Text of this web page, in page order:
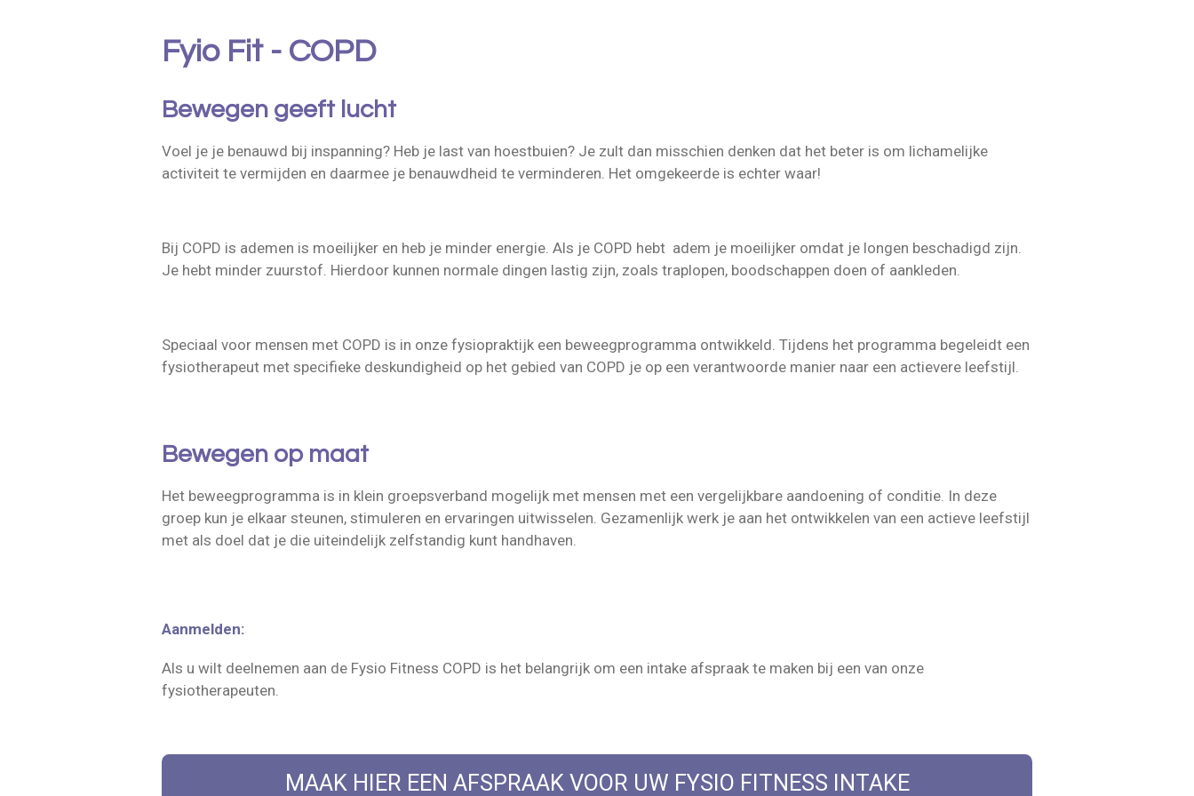
Fyio Fit - COPD
Bewegen geeft lucht
Voel je je benauwd bij inspanning? Heb je last van hoestbuien? Je zult dan misschien denken dat het beter is om lichamelijke
activiteit te vermijden en daarmee je benauwdheid te verminderen. Het omgekeerde is echter waar!
Bij COPD is ademen is moeilijker en heb je minder energie. Als je COPD hebt adem je moeilijker omdat je longen beschadigd zijn.
Je hebt minder zuurstof. Hierdoor kunnen normale dingen lastig zijn, zoals traplopen, boodschappen doen of aankleden.
Speciaal voor mensen met COPD is in onze fysiopraktijk een beweegprogramma ontwikkeld. Tijdens het programma begeleidt een
fysiotherapeut met specifieke deskundigheid op het gebied van COPD je op een verantwoorde manier naar een actievere leefstijl.
Bewegen op maat
Het beweegprogramma is in klein groepsverband mogelijk met mensen met een vergelijkbare aandoening of conditie. In deze
groep kun je elkaar steunen, stimuleren en ervaringen uitwisselen. Gezamenlijk werk je aan het ontwikkelen van een actieve leefstijl
met als doel dat je die uiteindelijk zelfstandig kunt handhaven.
Aanmelden:
Als u wilt deelnemen aan de Fysio Fitness COPD is het belangrijk om een intake afspraak te maken bij een van onze
fysiotherapeuten.
MAAK HIER EEN AFSPRAAK VOOR UW FYSIO FITNESS INTAKE